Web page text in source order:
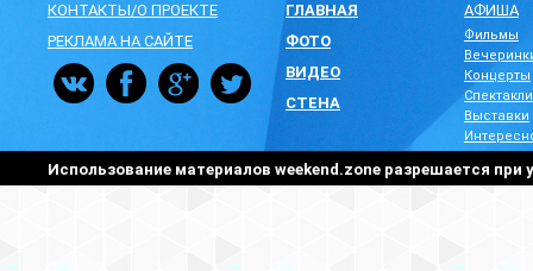
КОНТАКТЫ/О ПРОЕКТЕ
РЕКЛАМА НА САЙТЕ
ГЛАВНАЯ
ФОТО
ВИДЕО
СТЕНА
АФИША
Фильмы
Концерты
Спектакли
Выставки
Использование материалов weekend.zone разрешается